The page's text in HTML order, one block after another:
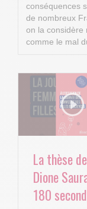
conséquences
de nombreux
on la considère
comme le mal
La thèse de
Dione
180